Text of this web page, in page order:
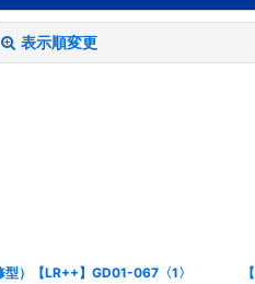
表示順変更
型）【LR++】GD01-067〈1〉